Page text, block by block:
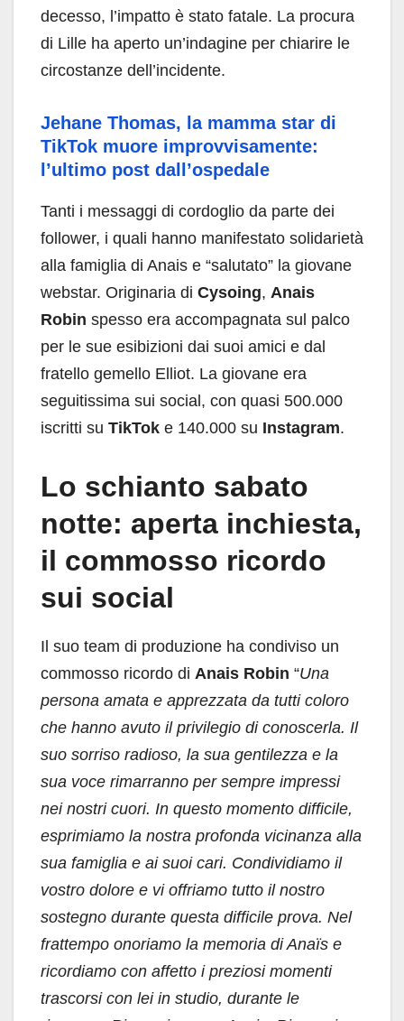
decesso, l’impatto è stato fatale. La procura
di Lille ha aperto un’indagine per chiarire le
circostanze dell’incidente.
Jehane Thomas, la mamma star di
TikTok muore improvvisamente:
l’ultimo post dall’ospedale
Tanti i messaggi di cordoglio da parte dei
follower, i quali hanno manifestato solidarietà
alla famiglia di Anais e “salutato” la giovane
webstar. Originaria di Cysoing, Anais
Robin spesso era accompagnata sul palco
per le sue esibizioni dai suoi amici e dal
fratello gemello Elliot. La giovane era
seguitissima sui social, con quasi 500.000
iscritti su TikTok e 140.000 su Instagram.
Lo schianto sabato
notte: aperta inchiesta,
il commosso ricordo
sui social
Il suo team di produzione ha condiviso un
commosso ricordo di Anais Robin “Una
persona amata e apprezzata da tutti coloro
che hanno avuto il privilegio di conoscerla. Il
suo sorriso radioso, la sua gentilezza e la
sua voce rimarranno per sempre impressi
nei nostri cuori. In questo momento difficile,
esprimiamo la nostra profonda vicinanza alla
sua famiglia e ai suoi cari. Condividiamo il
vostro dolore e vi offriamo tutto il nostro
sostegno durante questa difficile prova. Nel
frattempo onoriamo la memoria di Anaïs e
ricordiamo con affetto i preziosi momenti
trascorsi con lei in studio, durante le